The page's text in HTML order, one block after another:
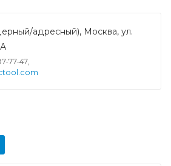
адресный), Москва, ул.
77-47,